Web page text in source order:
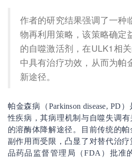
作者的研究结果强调了一种
物再利用策略，该策略确定
的自噬激活剂，在ULK1相
中具有治疗功效，从而为帕
新途径。
帕金森病（Parkinson disease, PD
性疾病，其病理机制与自噬失调
的溶酶体降解途径。目前传统的
副作用而受限，凸显了对替代治
品药品监督管理局（FDA）批准